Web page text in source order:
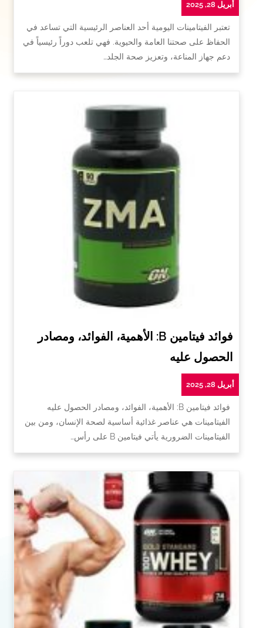
أبريل 28, 2025
تعتبر الفيتامينات اليومية أحد العناصر الرئيسية التي تساعد في
الحفاظ على صحتنا العامة والحيوية. فهي تلعب دوراً رئيسياً في
دعم جهاز المناعة، وتعزيز صحة الجلد…
فوائد فيتامين B: الأهمية، الفوائد، ومصادر
الحصول عليه
أبريل 28, 2025
فوائد فيتامين B: الأهمية، الفوائد، ومصادر الحصول عليه
الفيتامينات هي عناصر غذائية أساسية لصحة الإنسان، ومن بين
الفيتامينات الضرورية يأتي فيتامين B على رأس…